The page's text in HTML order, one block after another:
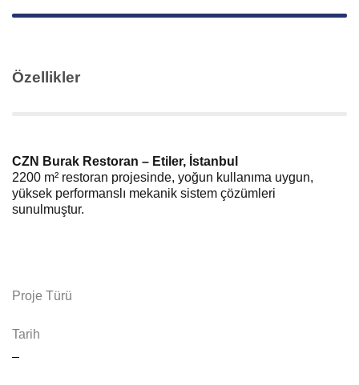
Özellikler
CZN Burak Restoran – Etiler, İstanbul
2200 m² restoran projesinde, yoğun kullanıma uygun,
yüksek performanslı mekanik sistem çözümleri
sunulmuştur.
Proje Türü
Tarih
–